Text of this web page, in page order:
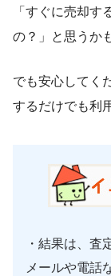
「すぐに売却
の？」と思うか
でも安心してく
するだけでも利
・結果は、査
メールや電話